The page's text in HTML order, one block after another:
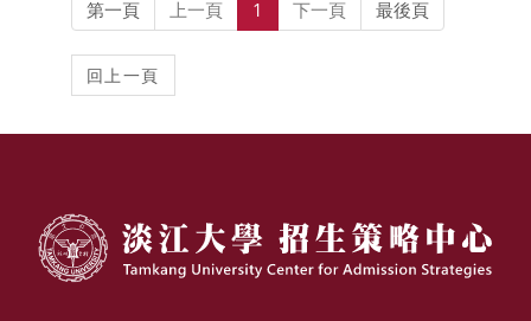
第一頁 上一頁 1 下一頁 最後頁